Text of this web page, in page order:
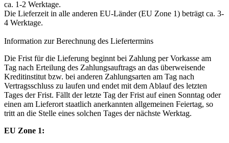
ca. 1-2 Werktage.
Die Lieferzeit in alle anderen EU-Länder (EU Zone 1) beträgt ca. 3-
4 Werktage.
Information zur Berechnung des Liefertermins
Die Frist für die Lieferung beginnt bei Zahlung per Vorkasse am
Tag nach Erteilung des Zahlungsauftrags an das überweisende
Kreditinstitut bzw. bei anderen Zahlungsarten am Tag nach
Vertragsschluss zu laufen und endet mit dem Ablauf des letzten
Tages der Frist. Fällt der letzte Tag der Frist auf einen Sonntag oder
einen am Lieferort staatlich anerkannten allgemeinen Feiertag, so
tritt an die Stelle eines solchen Tages der nächste Werktag.
EU Zone 1: